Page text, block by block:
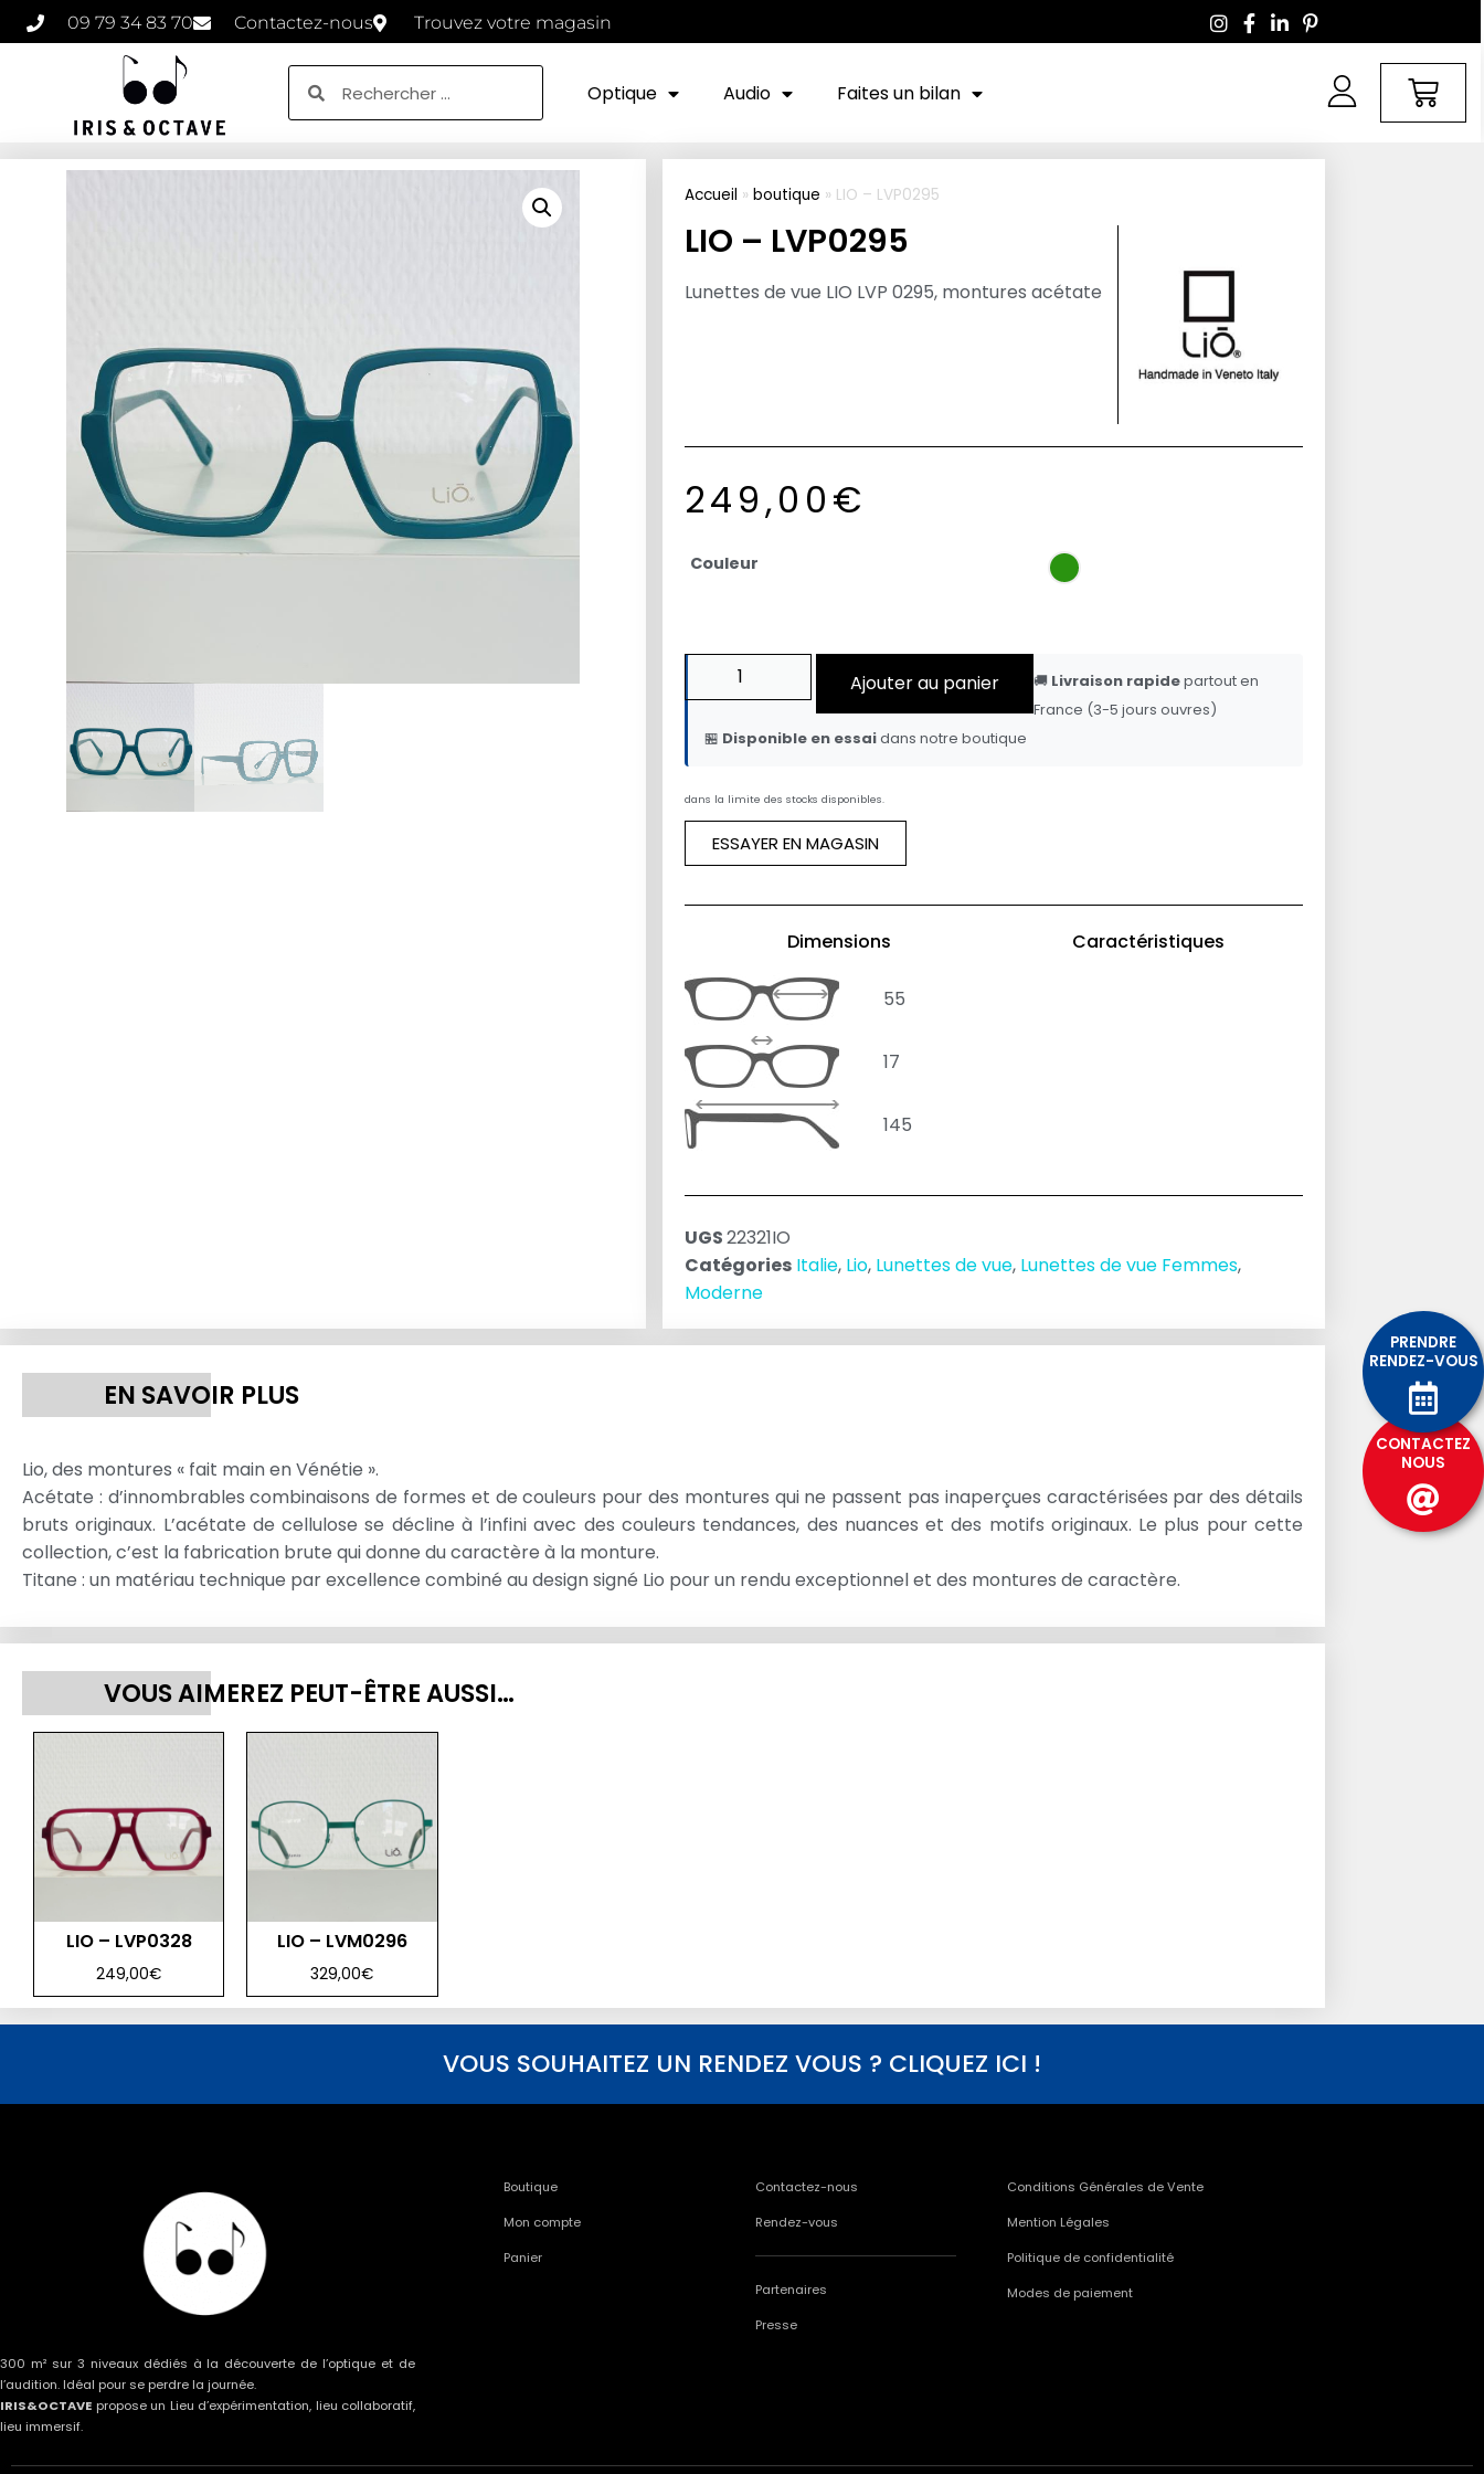
09 79 34 83 70 Contactez-nous Trouvez votre magasin
Optique Audio Faites un bilan
Accueil » boutique » LIO – LVP0295
LIO – LVP0295
Lunettes de vue LIO LVP 0295, montures acétate
249,00€
Couleur
Ajouter au panier 🚚 Livraison rapidepartout en
France (3-5 jours ouvres)
🏪 Disponible en essaidans notre boutique
dans la limite des stocks disponibles.
ESSAYER EN MAGASIN
Dimensions
55
17
145
Caractéristiques
UGS22321IO
Catégories Italie, Lio, Lunettes de vue, Lunettes de vue Femmes,
Moderne
EN SAVOIR PLUS
Lio, des montures « fait main en Vénétie ».
Acétate : d’innombrables combinaisons de formes et de couleurs pour des montures qui ne passent pas inaperçues caractérisées par des détails
bruts originaux. L’acétate de cellulose se décline à l’infini avec des couleurs tendances, des nuances et des motifs originaux. Le plus pour cette
collection, c’est la fabrication brute qui donne du caractère à la monture.
Titane : un matériau technique par excellence combiné au design signé Lio pour un rendu exceptionnel et des montures de caractère.
VOUS AIMEREZ PEUT-ÊTRE AUSSI…
LIO – LVP0328
249,00€
LIO – LVM0296
329,00€
VOUS SOUHAITEZ UN RENDEZ VOUS ? CLIQUEZ ICI !
300 m² sur 3 niveaux dédiés à la découverte de l’optique et de
l’audition. Idéal pour se perdre la journée.
IRIS&OCTAVE propose un Lieu d’expérimentation, lieu collaboratif,
lieu immersif.
Boutique
Mon compte
Panier
Contactez-nous
Rendez-vous
Partenaires
Presse
Conditions Générales de Vente
Mention Légales
Politique de confidentialité
Modes de paiement
PRENDRE
RENDEZ-VOUS
CONTACTEZ
NOUS